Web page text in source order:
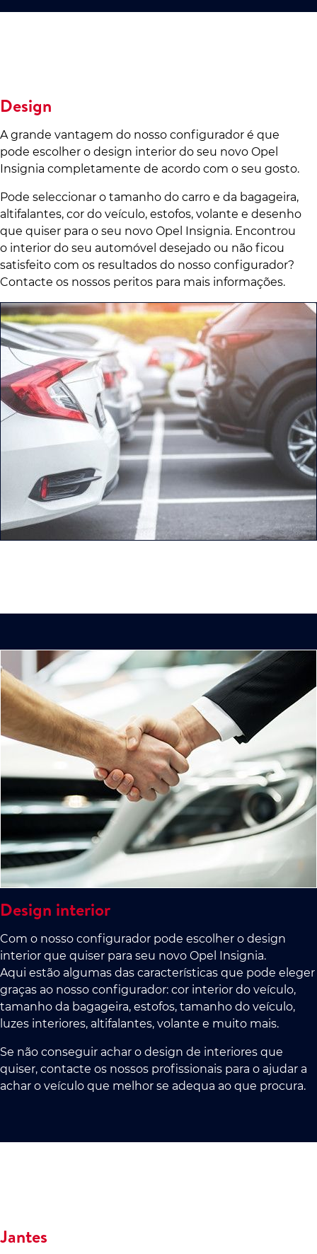
Design
A grande vantagem do nosso configurador é que
pode escolher o design interior do seu novo Opel
Insignia completamente de acordo com o seu gosto.
Pode seleccionar o tamanho do carro e da bagageira,
altifalantes, cor do veículo, estofos, volante e desenho
que quiser para o seu novo Opel Insignia. Encontrou
o interior do seu automóvel desejado ou não ficou
satisfeito com os resultados do nosso configurador?
Contacte os nossos peritos para mais informações.
Design interior
Com o nosso configurador pode escolher o design
interior que quiser para seu novo Opel Insignia.
Aqui estão algumas das características que pode eleger
graças ao nosso configurador: cor interior do veículo,
tamanho da bagageira, estofos, tamanho do veículo,
luzes interiores, altifalantes, volante e muito mais.
Se não conseguir achar o design de interiores que
quiser, contacte os nossos profissionais para o ajudar a
achar o veículo que melhor se adequa ao que procura.
Jantes